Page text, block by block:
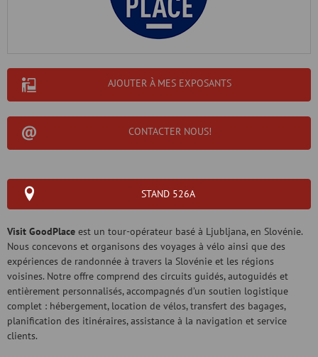
AJOUTER À MES EXPOSANTS
CONTACTER NOUS!
STAND 526A
Visit GoodPlace est un tour-opérateur basé à Ljubljana, en Slovénie.
Nous concevons et organisons des voyages à vélo ainsi que des
expériences de randonnée à travers la Slovénie et les régions
voisines. Notre offre comprend des circuits guidés, autoguidés et
entièrement personnalisés, accompagnés d’un soutien logistique
complet : hébergement, location de vélos, transfert des bagages,
planification des itinéraires, assistance à la navigation et service
clients.